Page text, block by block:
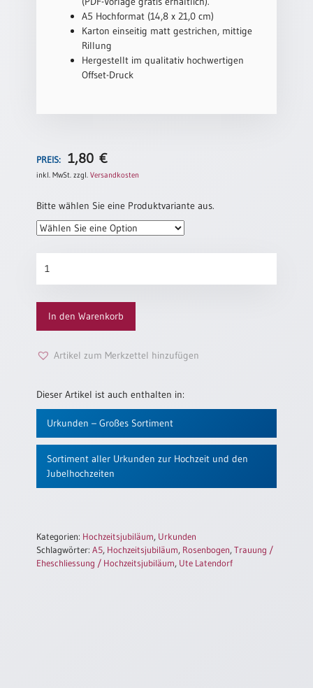
Eheschliessung
Hochzeitsjubiläum
PC-
Neuerscheinungen
Einzelposter
Einzelposter
Sortimente
Hefte
Jahreslosung
Restbestände
A5 Hochformat (14,8 x 21,0 cm)
Karton einseitig matt gestrichen, mittige
Rillung
Hergestellt im qualitativ hochwertigen
Offset-Druck
PREIS: 1,80€
inkl. MwSt. zzgl.Versandkosten
Bitte wählen Sie eine Produktvariante aus.
„Rosenbogen“
Menge
In den Warenkorb
Artikel zum Merkzettel hinzufügen
Dieser Artikel ist auch enthalten in:
Urkunden – Großes Sortiment
Sortiment aller Urkunden zur Hochzeit und den
Jubelhochzeiten
Kategorien: Hochzeitsjubiläum, Urkunden
Schlagwörter:A5, Hochzeitsjubiläum, Rosenbogen,Trauung /
Eheschliessung / Hochzeitsjubiläum, Ute Latendorf